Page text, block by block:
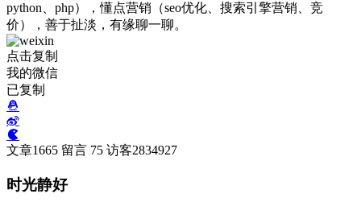
python、php），懂点营销（seo优化、搜索引擎营销、竞
价），善于扯淡，有缘聊一聊。
点击复制
我的微信
已复制
文章1665 留言 75 访客2834927
时光静好